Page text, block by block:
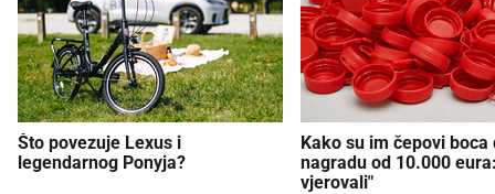
Što povezuje Lexus i
legendarnog Ponyja?
Kako su im čepovi boca
nagradu od 10.000
vjerovali"